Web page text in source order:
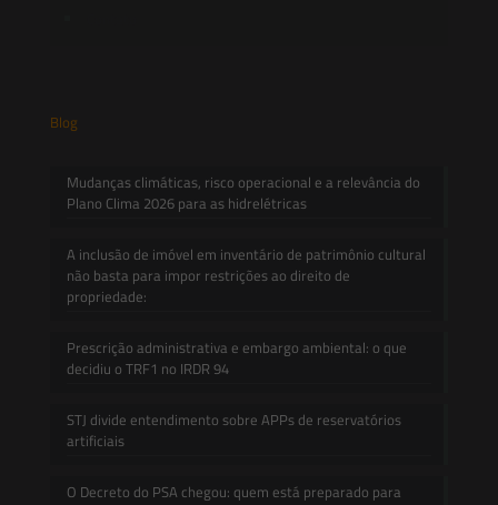
Blog
Mudanças climáticas, risco operacional e a relevância do
Plano Clima 2026 para as hidrelétricas
A inclusão de imóvel em inventário de patrimônio cultural
não basta para impor restrições ao direito de
propriedade:
Prescrição administrativa e embargo ambiental: o que
decidiu o TRF1 no IRDR 94
STJ divide entendimento sobre APPs de reservatórios
artificiais
O Decreto do PSA chegou: quem está preparado para